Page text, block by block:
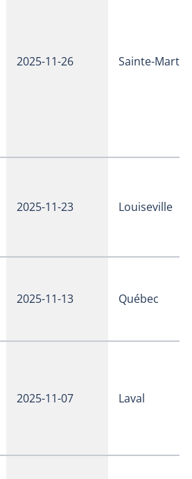
2025-11-26 Sainte-
2025-11-23 Louiseville
2025-11-13 Québec
2025-11-07 Laval